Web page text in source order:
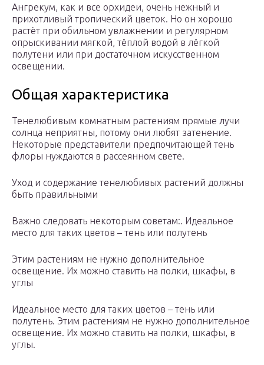
Ангрекум, как и все орхидеи, очень нежный и
прихотливый тропический цветок. Но он хорошо
растёт при обильном увлажнении и регулярном
опрыскивании мягкой, тёплой водой в лёгкой
полутени или при достаточном искусственном
освещении.
Общая характеристика
Тенелюбивым комнатным растениям прямые лучи
солнца неприятны, потому они любят затенение.
Некоторые представители предпочитающей тень
флоры нуждаются в рассеянном свете.
Уход и содержание тенелюбивых растений должны
быть правильными
Важно следовать некоторым советам:. Идеальное
место для таких цветов – тень или полутень
Этим растениям не нужно дополнительное
освещение. Их можно ставить на полки, шкафы, в
углы
Идеальное место для таких цветов – тень или
полутень. Этим растениям не нужно дополнительное
освещение. Их можно ставить на полки, шкафы, в
углы.